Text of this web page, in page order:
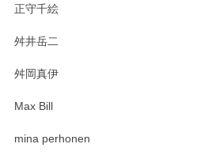
正守千絵
舛井岳二
舛岡真伊
Max Bill
mina perhonen